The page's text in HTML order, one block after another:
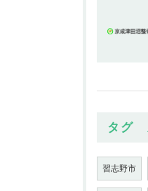
タグ
習志野市